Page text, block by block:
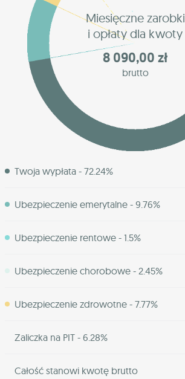
Miesięczne zarobki
i opłaty dla kwoty
8 090,00 zł
brutto
Twoja wypłata - 72.24%
Ubezpieczenie emerytalne - 9.76%
Ubezpieczenie rentowe - 1.5%
Ubezpieczenie chorobowe - 2.45%
Ubezpieczenie zdrowotne - 7.77%
Zaliczka na PIT - 6.28%
Całość stanowi kwotę brutto